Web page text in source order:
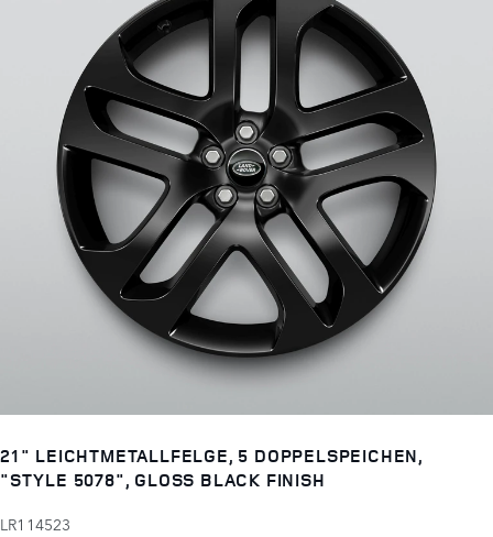
21" LEICHTMETALLFELGE, 5 DOPPELSPEICHEN,
"STYLE 5078", GLOSS BLACK FINISH
LR114523